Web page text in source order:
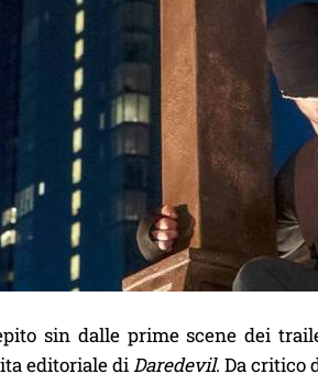
sin dalle prime scene dei
editoriale diDaredevil. Da critico